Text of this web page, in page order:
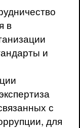
в
и
с
для